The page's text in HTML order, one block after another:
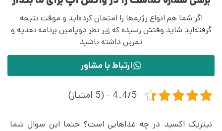
اگر شما هم انواع رژیم‌ها را امتحان کرده‌اید و موقت نتیجه
گرفته‌اید شاید وقتش رسیده که زیر نظر دوپامین برنامه تغذیه و
تمرین داشته باشید
ارتباط با مشاور
4.4/5 - (5 امتیاز)
نیتریک اکسید در چه غذاهایی است؟ حتما این سوال شما